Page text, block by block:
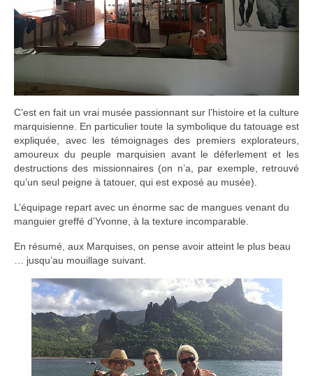
C’est en fait un vrai musée passionnant sur l’histoire et la culture
marquisienne. En particulier toute la symbolique du tatouage est
expliquée, avec les témoignages des premiers explorateurs,
amoureux du peuple marquisien avant le déferlement et les
destructions des missionnaires (on n’a, par exemple, retrouvé
qu’un seul peigne à tatouer, qui est exposé au musée).
L’équipage repart avec un énorme sac de mangues venant du
manguier greffé d’Yvonne, à la texture incomparable.
En résumé, aux Marquises, on pense avoir atteint le plus beau
… jusqu’au mouillage suivant.